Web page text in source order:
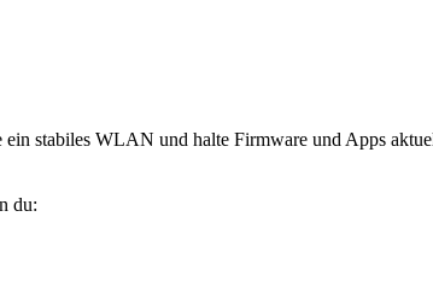
stabiles WLAN und halte Firmware und Apps
du: